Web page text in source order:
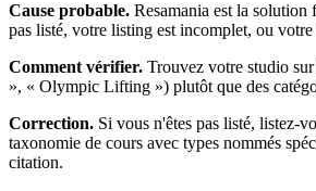
Cause probable. Resamania est la
pas listé, votre listing est incomplet, ou
Comment vérifier. Trouvez votre studio
», « Olympic Lifting ») plutôt que des
Correction. Si vous n'êtes pas listé, listez-
taxonomie de cours avec types nommés
citation.